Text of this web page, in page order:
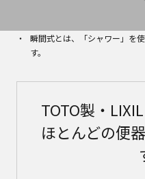
瞬間式とは、「シャワー」を
す。
TOTO製・
ほとんどの便